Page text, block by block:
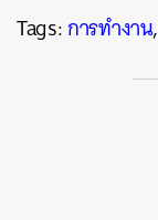
Tags:การทำงาน,